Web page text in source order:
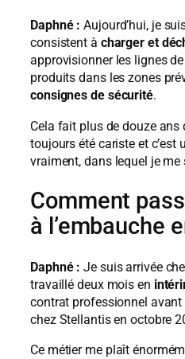
Daphné : Aujourd’hui, je
consistent à charger et
approvisionner les lignes
produits dans les zones
consignes de sécurité.
Cela fait plus de douze ans
toujours été cariste et c’est
vraiment, dans lequel je me
Comment
à l’embauche
Daphné : Je suis arrivée
travaillé deux mois en
contrat professionnel avant
chez Stellantis en octobre
Ce métier me plaît